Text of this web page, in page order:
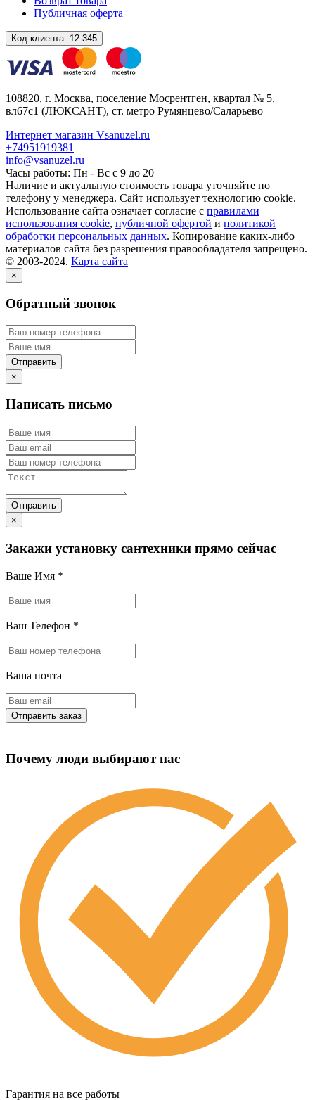
Публичная оферта
Код клиента: 12-345
108820, г. Москва, поселение Мосрентген, квартал № 5,
вл67с1 (ЛЮКСАНТ), ст. метро Румянцево/Саларьево
Интернет магазин Vsanuzel.ru
+74951919381
info@vsanuzel.ru
Часы работы: Пн - Вс с 9 до 20
Наличие и актуальную стоимость товара уточняйте по
телефону у менеджера. Сайт использует технологию cookie.
Использование сайта означает согласие с правилами
использования cookie, публичной офертой и политикой
обработки персональных данных. Копирование каких-либо
материалов сайта без разрешения правообладателя запрещено.
© 2003-2024. Карта сайта
×
Обратный звонок
×
Написать письмо
×
Закажи установку сантехники прямо сейчас
Ваше Имя *
Ваш Телефон *
Ваша почта
Почему люди выбирают нас
Гарантия на все работы